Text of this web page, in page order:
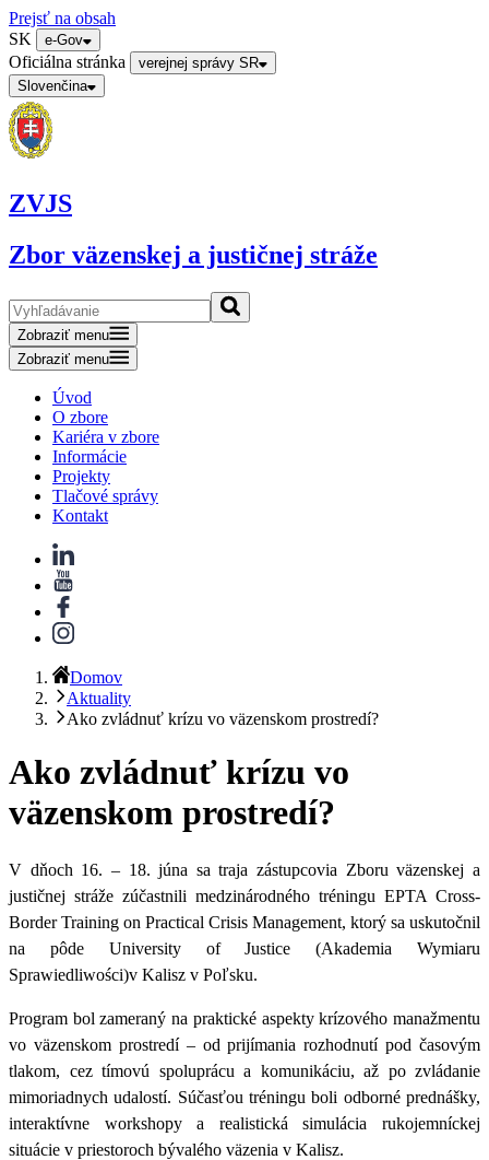
Prejsť na obsah
SK
e-Gov
Oficiálna stránka
verejnej správy SR
Slovenčina
ZVJS
Zbor väzenskej a justičnej stráže
Zobraziť menu
Zobraziť menu
Úvod
O zbore
Kariéra v zbore
Informácie
Projekty
Tlačové správy
Kontakt
Domov
Aktuality
Ako zvládnuť krízu vo väzenskom prostredí?
Ako zvládnuť krízu vo
väzenskom prostredí?
V dňoch 16. – 18. júna sa traja zástupcovia Zboru väzenskej a
justičnej stráže zúčastnili medzinárodného tréningu EPTA Cross-
Border Training on Practical Crisis Management, ktorý sa uskutočnil
na pôde University of Justice (Akademia Wymiaru
Sprawiedliwości)v Kalisz v Poľsku.
Program bol zameraný na praktické aspekty krízového manažmentu
vo väzenskom prostredí – od prijímania rozhodnutí pod časovým
tlakom, cez tímovú spoluprácu a komunikáciu, až po zvládanie
mimoriadnych udalostí. Súčasťou tréningu boli odborné prednášky,
interaktívne workshopy a realistická simulácia rukojemníckej
situácie v priestoroch bývalého väzenia v Kalisz.